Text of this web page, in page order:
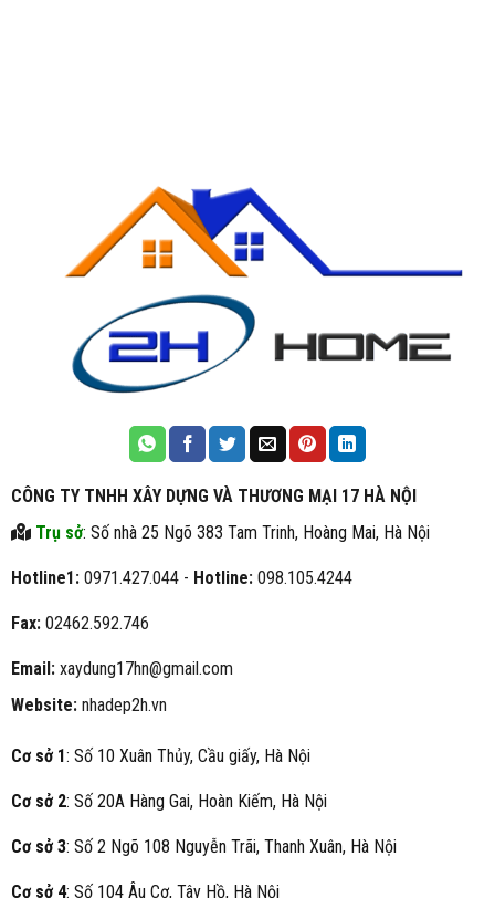
CÔNG TY TNHH XÂY DỰNG VÀ THƯƠNG MẠI 17 HÀ NỘI
Trụ sở: Số nhà 25 Ngõ 383 Tam Trinh, Hoàng Mai, Hà Nội
Hotline1:0971.427.044 - Hotline:098.105.4244
Fax:02462.592.746
Email:xaydung17hn@gmail.com
Website:nhadep2h.vn
Cơ sở 1: Số 10 Xuân Thủy, Cầu giấy, Hà Nội
Cơ sở 2: Số 20A Hàng Gai, Hoàn Kiếm, Hà Nội
Cơ sở 3: Số 2 Ngõ 108 Nguyễn Trãi, Thanh Xuân, Hà Nội
Cơ sở 4: Số 104 Âu Cơ, Tây Hồ, Hà Nội